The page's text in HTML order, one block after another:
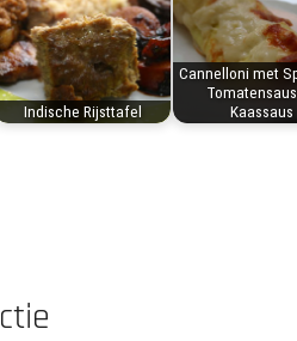
Indische Rijsttafel
Cannelloni met
Kaassaus